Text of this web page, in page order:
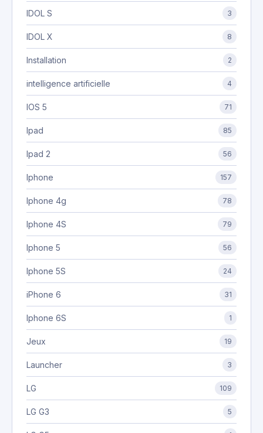
IDOL S 3
IDOL X 8
Installation 2
intelligence artificielle 4
IOS 5 71
Ipad 85
Ipad 2 56
Iphone 157
Iphone 4g 78
Iphone 4S 79
Iphone 5 56
Iphone 5S 24
iPhone 6 31
Iphone 6S 1
Jeux 19
Launcher 3
LG 109
LG G3 5